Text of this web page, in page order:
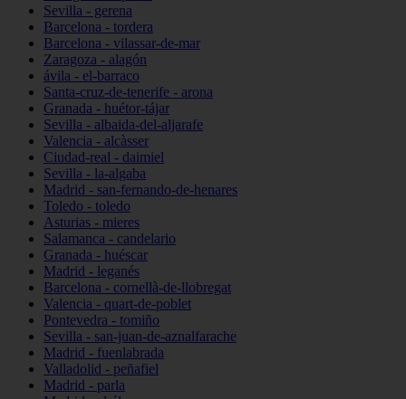
Sevilla - gerena
Barcelona - tordera
Barcelona - vilassar-de-mar
Zaragoza - alagón
ávila - el-barraco
Santa-cruz-de-tenerife - arona
Granada - huétor-tájar
Sevilla - albaida-del-aljarafe
Valencia - alcàsser
Ciudad-real - daimiel
Sevilla - la-algaba
Madrid - san-fernando-de-henares
Toledo - toledo
Asturias - mieres
Salamanca - candelario
Granada - huéscar
Madrid - leganés
Barcelona - cornellà-de-llobregat
Valencia - quart-de-poblet
Pontevedra - tomiño
Sevilla - san-juan-de-aznalfarache
Madrid - fuenlabrada
Valladolid - peñafiel
Madrid - parla